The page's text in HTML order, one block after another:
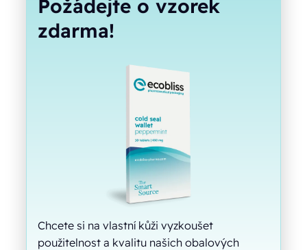
Požádejte o vzorek
zdarma!
Chcete si na vlastní kůži vyzkoušet
použitelnost a kvalitu našich obalových